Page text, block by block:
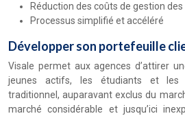
Réduction des coûts de gestion
Processus simplifié et accéléré
Développer son portefeuille
Visale permet aux agences d’attirer
jeunes actifs, les étudiants et les
traditionnel, auparavant exclus du
marché considérable et jusqu’ici